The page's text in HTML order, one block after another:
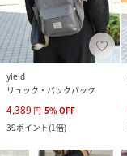
yield
リュック・バックパック
4,389 円 5%OFF
39ポイント(1倍)